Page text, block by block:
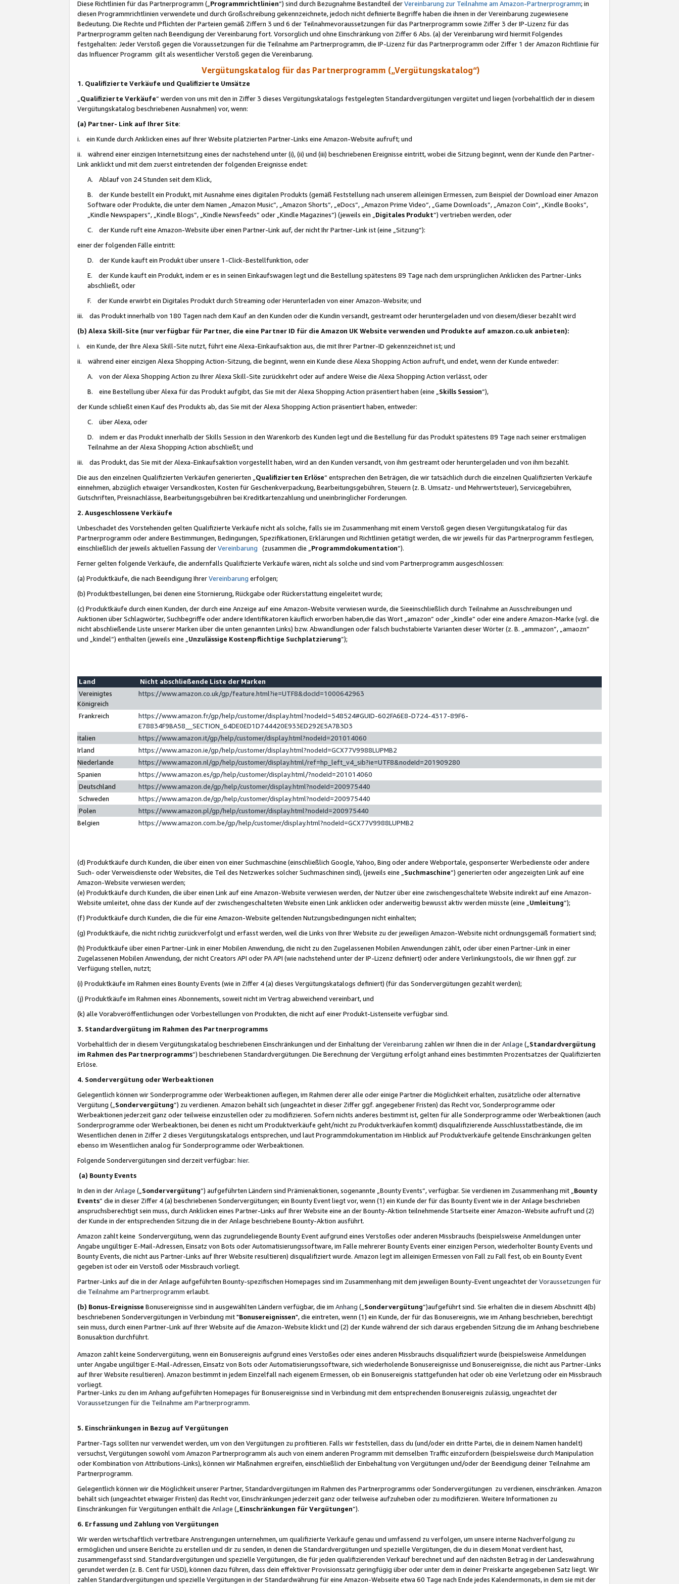
Diese Richtlinien für das Partnerprogramm („Programmrichtlinien“) sind durch Bezugnahme Bestandteil derVereinbarung zur Teilnahme am Amazon-Partnerprogramm; in
diesen Programmrichtlinien verwendete und durch Großschreibung gekennzeichnete, jedoch nicht definierte Begriffe haben die ihnen in der Vereinbarung zugewiesene
Bedeutung. Die Rechte und Pflichten der Parteien gemäß Ziffern 3 und 6 der Teilnahmevoraussetzungen für das Partnerprogramm sowie Ziffer 3 der IP-Lizenz für das
Partnerprogramm gelten nach Beendigung der Vereinbarung fort. Vorsorglich und ohne Einschränkung von Ziffer 6 Abs. (a) der Vereinbarung wird hiermit Folgendes
festgehalten: Jeder Verstoß gegen die Voraussetzungen für die Teilnahme am Partnerprogramm, die IP-Lizenz für das Partnerprogramm oder Ziffer 1 der Amazon Richtlinie für
das Influencer Programm gilt als wesentlicher Verstoß gegen die Vereinbarung.
Vergütungskatalog für das Partnerprogramm („Vergütungskatalog“)
1. Qualifizierte Verkäufe und Qualifizierte Umsätze
Qualifizierte Verkäufe“ werden von uns mit den in Ziffer 3 dieses Vergütungskatalogs festgelegten Standardvergütungen vergütet und liegen (vorbehaltlich der in diesem
Vergütungskatalog beschriebenen Ausnahmen) vor, wenn:
(a) Partner- Link auf Ihrer Site:
i. ein Kunde durch Anklicken eines auf Ihrer Website platzierten Partner-Links eine Amazon-Website aufruft; und
ii. während einer einzigen Internetsitzung eines der nachstehend unter (i), (ii) und (iii) beschriebenen Ereignisse eintritt, wobei die Sitzung beginnt, wenn der Kunde den Partner-
Link anklickt und mit dem zuerst eintretenden der folgenden Ereignisse endet:
A. Ablauf von 24 Stunden seit dem Klick,
B. der Kunde bestellt ein Produkt, mit Ausnahme eines digitalen Produkts (gemäß Feststellung nach unserem alleinigen Ermessen, zum Beispiel der Download einer Amazon
Software oder Produkte, die unter dem Namen „Amazon Music“, „Amazon Shorts“, „eDocs“, „Amazon Prime Video“, „Game Downloads“, „Amazon Coin“, „Kindle Books“,
„Kindle Newspapers“, „Kindle Blogs“, „Kindle Newsfeeds“ oder „Kindle Magazines“) (jeweils ein „ Digitales Produkt“) vertrieben werden, oder
C. der Kunde ruft eine Amazon-Website über einen Partner-Link auf, der nicht Ihr Partner-Link ist (eine „Sitzung“):
einer der folgenden Fälle eintritt:
D. der Kunde kauft ein Produkt über unsere 1-Click-Bestellfunktion, oder
E. der Kunde kauft ein Produkt, indem er es in seinen Einkaufswagen legt und die Bestellung spätestens 89 Tage nach dem ursprünglichen Anklicken des Partner-Links
abschließt, oder
F. der Kunde erwirbt ein Digitales Produkt durch Streaming oder Herunterladen von einer Amazon-Website; und
iii. das Produkt innerhalb von 180 Tagen nach dem Kauf an den Kunden oder die Kundin versandt, gestreamt oder heruntergeladen und von diesem/dieser bezahlt wird
(b) Alexa Skill-Site (nur verfügbar für Partner, die eine Partner ID für die Amazon UK Website verwenden und Produkte auf amazon.co.uk anbieten):
i. ein Kunde, der Ihre Alexa Skill-Site nutzt, führt eine Alexa-Einkaufsaktion aus, die mit Ihrer Partner-ID gekennzeichnet ist; und
ii. während einer einzigen Alexa Shopping Action-Sitzung, die beginnt, wenn ein Kunde diese Alexa Shopping Action aufruft, und endet, wenn der Kunde entweder:
A. von der Alexa Shopping Action zu Ihrer Alexa Skill-Site zurückkehrt oder auf andere Weise die Alexa Shopping Action verlässt, oder
B. eine Bestellung über Alexa für das Produkt aufgibt, das Sie mit der Alexa Shopping Action präsentiert haben (eine „ Skills Session“),
der Kunde schließt einen Kauf des Produkts ab, das Sie mit der Alexa Shopping Action präsentiert haben, entweder:
C. über Alexa, oder
D. indem er das Produkt innerhalb der Skills Session in den Warenkorb des Kunden legt und die Bestellung für das Produkt spätestens 89 Tage nach seiner erstmaligen
Teilnahme an der Alexa Shopping Action abschließt; und
iii. das Produkt, das Sie mit der Alexa-Einkaufsaktion vorgestellt haben, wird an den Kunden versandt, von ihm gestreamt oder heruntergeladen und von ihm bezahlt.
Die aus den einzelnen Qualifizierten Verkäufen generierten „ Qualifizierten Erlöse“ entsprechen den Beträgen, die wir tatsächlich durch die einzelnen Qualifizierten Verkäufe
einnehmen, abzüglich etwaiger Versandkosten, Kosten für Geschenkverpackung, Bearbeitungsgebühren, Steuern (z. B. Umsatz- und Mehrwertsteuer), Servicegebühren,
Gutschriften, Preisnachlässe, Bearbeitungsgebühren bei Kreditkartenzahlung und uneinbringlicher Forderungen.
2. Ausgeschlossene Verkäufe
Unbeschadet des Vorstehenden gelten Qualifizierte Verkäufe nicht als solche, falls sie im Zusammenhang mit einem Verstoß gegen diesen Vergütungskatalog für das
Partnerprogramm oder andere Bestimmungen, Bedingungen, Spezifikationen, Erklärungen und Richtlinien getätigt werden, die wir jeweils für das Partnerprogramm festlegen,
einschließlich der jeweils aktuellen Fassung derVereinbarung (zusammen die „ Programmdokumentation“).
Ferner gelten folgende Verkäufe, die andernfalls Qualifizierte Verkäufe wären, nicht als solche und sind vom Partnerprogramm ausgeschlossen:
(a) Produktkäufe, die nach Beendigung IhrerVereinbarung erfolgen;
(b) Produktbestellungen, bei denen eine Stornierung, Rückgabe oder Rückerstattung eingeleitet wurde;
(c) Produktkäufe durch einen Kunden, der durch eine Anzeige auf eine Amazon-Website verwiesen wurde, die Sieeinschließlich durch Teilnahme an Ausschreibungen und
Auktionen über Schlagwörter, Suchbegriffe oder andere Identifikatoren käuflich erworben haben,die das Wort „amazon“ oder „kindle“ oder eine andere Amazon-Marke (vgl. die
nicht abschließende Liste unserer Marken über die unten genannten Links) bzw. Abwandlungen oder falsch buchstabierte Varianten dieser Wörter (z. B. „ammazon“, „amaozn“
und „kindel“) enthalten (jeweils eine „ Unzulässige Kostenpflichtige Suchplatzierung”);
Land
Nicht abschließende Liste der Marken
Vereinigtes
Königreich
https://www.amazon.co.uk/gp/feature.html?ie=UTF8&docId=1000642963
Frankreich
https://www.amazon.fr/gp/help/customer/display.html?nodeId=548524#GUID-602FA6E8-D724-4317-89F6-
E78834F9BA58__SECTION_64DE0ED1D744420E933ED292E5A7B3D3
Italien
https://www.amazon.it/gp/help/customer/display.html?nodeId=201014060
Irland
https://www.amazon.ie/gp/help/customer/display.html?nodeId=GCX77V9988LUPMB2
Niederlande
https://www.amazon.nl/gp/help/customer/display.html/ref=hp_left_v4_sib?ie=UTF8&nodeId=201909280
Spanien
https://www.amazon.es/gp/help/customer/display.html/?nodeId=201014060
Deutschland
https://www.amazon.de/gp/help/customer/display.html?nodeId=200975440
Schweden
https://www.amazon.de/gp/help/customer/display.html?nodeId=200975440
Polen
https://www.amazon.pl/gp/help/customer/display.html?nodeId=200975440
Belgien
https://www.amazon.com.be/gp/help/customer/display.html?nodeId=GCX77V9988LUPMB2
(d) Produktkäufe durch Kunden, die über einen von einer Suchmaschine (einschließlich Google, Yahoo, Bing oder andere Webportale, gesponserter Werbedienste oder andere
Such- oder Verweisdienste oder Websites, die Teil des Netzwerkes solcher Suchmaschinen sind), (jeweils eine „ Suchmaschine“) generierten oder angezeigten Link auf eine
Amazon-Website verwiesen werden;
(e) Produktkäufe durch Kunden, die über einen Link auf eine Amazon-Website verwiesen werden, der Nutzer über eine zwischengeschaltete Website indirekt auf eine Amazon-
Website umleitet, ohne dass der Kunde auf der zwischengeschalteten Website einen Link anklicken oder anderweitig bewusst aktiv werden müsste (eine „ Umleitung“);
(f) Produktkäufe durch Kunden, die die für eine Amazon-Website geltenden Nutzungsbedingungen nicht einhalten;
(g) Produktkäufe, die nicht richtig zurückverfolgt und erfasst werden, weil die Links von Ihrer Website zu der jeweiligen Amazon-Website nicht ordnungsgemäß formatiert sind;
(h) Produktkäufe über einen Partner-Link in einer Mobilen Anwendung, die nicht zu den Zugelassenen Mobilen Anwendungen zählt, oder über einen Partner-Link in einer
Zugelassenen Mobilen Anwendung, der nicht Creators API oder PA API (wie nachstehend unter der IP-Lizenz definiert) oder andere Verlinkungstools, die wir Ihnen ggf. zur
Verfügung stellen, nutzt;
(i) Produktkäufe im Rahmen eines Bounty Events (wie in Ziffer 4 (a) dieses Vergütungskatalogs definiert) (für das Sondervergütungen gezahlt werden);
(j) Produktkäufe im Rahmen eines Abonnements, soweit nicht im Vertrag abweichend vereinbart, und
(k) alle Vorabveröffentlichungen oder Vorbestellungen von Produkten, die nicht auf einer Produkt-Listenseite verfügbar sind.
3. Standardvergütung im Rahmen des Partnerprogramms
Vorbehaltlich der in diesem Vergütungskatalog beschriebenen Einschränkungen und der Einhaltung derVereinbarung zahlen wir Ihnen die in derAnlage („ Standardvergütung
im Rahmen des Partnerprogramms“) beschriebenen Standardvergütungen. Die Berechnung der Vergütung erfolgt anhand eines bestimmten Prozentsatzes der Qualifizierten
Erlöse.
4. Sondervergütung oder Werbeaktionen
Gelegentlich können wir Sonderprogramme oder Werbeaktionen auflegen, im Rahmen derer alle oder einige Partner die Möglichkeit erhalten, zusätzliche oder alternative
Vergütung („ Sondervergütung”) zu verdienen. Amazon behält sich (ungeachtet in dieser Ziffer ggf. angegebener Fristen) das Recht vor, Sonderprogramme oder
Werbeaktionen jederzeit ganz oder teilweise einzustellen oder zu modifizieren. Sofern nichts anderes bestimmt ist, gelten für alle Sonderprogramme oder Werbeaktionen (auch
Sonderprogramme oder Werbeaktionen, bei denen es nicht um Produktverkäufe geht/nicht zu Produktverkäufen kommt) disqualifizierende Ausschlusstatbestände, die im
Wesentlichen denen in Ziffer 2 dieses Vergütungskatalogs entsprechen, und laut Programmdokumentation im Hinblick auf Produktverkäufe geltende Einschränkungen gelten
ebenso im Wesentlichen analog für Sonderprogramme oder Werbeaktionen.
Folgende Sondervergütungen sind derzeit verfügbar: hier.
(a) Bounty Events
In den in derAnlage („ Sondervergütung“) aufgeführten Ländern sind Prämienaktionen, sogenannte „Bounty Events“, verfügbar. Sie verdienen im Zusammenhang mit „ Bounty
Events“ die in dieser Ziffer 4 (a) beschriebenen Sondervergütungen; ein Bounty Event liegt vor, wenn (1) ein Kunde der für das Bounty Event wie in der Anlage beschrieben
anspruchsberechtigt sein muss, durch Anklicken eines Partner-Links auf Ihrer Website eine an der Bounty-Aktion teilnehmende Startseite einer Amazon-Website aufruft und (2)
der Kunde in der entsprechenden Sitzung die in der Anlage beschriebene Bounty-Aktion ausführt.
Amazon zahlt keine Sondervergütung, wenn das zugrundeliegende Bounty Event aufgrund eines Verstoßes oder anderen Missbrauchs (beispielsweise Anmeldungen unter
Angabe ungültiger E-Mail-Adressen, Einsatz von Bots oder Automatisierungssoftware, im Falle mehrerer Bounty Events einer einzigen Person, wiederholter Bounty Events und
Bounty Events, die nicht aus Partner-Links auf Ihrer Website resultieren) disqualifiziert wurde. Amazon legt im alleinigen Ermessen von Fall zu Fall fest, ob ein Bounty Event
gegeben ist oder ein Verstoß oder Missbrauch vorliegt.
Partner-Links auf die in der Anlage aufgeführten Bounty-spezifischen Homepages sind im Zusammenhang mit dem jeweiligen Bounty-Event ungeachtet derVoraussetzungen für
die Teilnahme am Partnerprogramm erlaubt.
(b) Bonus-Ereignisse Bonusereignisse sind in ausgewählten Ländern verfügbar, die im Anhang („ Sondervergütung“)aufgeführt sind. Sie erhalten die in diesem Abschnitt 4(b)
beschriebenen Sondervergütungen in Verbindung mit "Bonusereignissen", die eintreten, wenn (1) ein Kunde, der für das Bonusereignis, wie im Anhang beschrieben, berechtigt
sein muss, durch einen Partner-Link auf Ihrer Website auf die Amazon-Website klickt und (2) der Kunde während der sich daraus ergebenden Sitzung die im Anhang beschriebene
Bonusaktion durchführt.
Amazon zahlt keine Sondervergütung, wenn ein Bonusereignis aufgrund eines Verstoßes oder eines anderen Missbrauchs disqualifiziert wurde (beispielsweise Anmeldungen
unter Angabe ungültiger E-Mail-Adressen, Einsatz von Bots oder Automatisierungssoftware, sich wiederholende Bonusereignisse und Bonusereignisse, die nicht aus Partner-Links
auf Ihrer Website resultieren). Amazon bestimmt in jedem Einzelfall nach eigenem Ermessen, ob ein Bonusereignis stattgefunden hat oder ob eine Verletzung oder ein Missbrauch
vorliegt.
Partner-Links zu den im Anhang aufgeführten Homepages für Bonusereignisse sind in Verbindung mit dem entsprechenden Bonusereignis zulässig, ungeachtet der
Voraussetzungen für die Teilnahme am Partnerprogramm.
5. Einschränkungen in Bezug auf Vergütungen
Partner-Tags sollten nur verwendet werden, um von den Vergütungen zu profitieren. Falls wir feststellen, dass du (und/oder ein dritte Partei, die in deinem Namen handelt)
versuchst, Vergütungen sowohl vom Amazon Partnerprogramm als auch von einem anderen Programm mit demselben Traffic einzufordern (beispielsweise durch Manipulation
oder Kombination von Attributions-Links), können wir Maßnahmen ergreifen, einschließlich der Einbehaltung von Vergütungen und/oder der Beendigung deiner Teilnahme am
Partnerprogramm.
Gelegentlich können wir die Möglichkeit unserer Partner, Standardvergütungen im Rahmen des Partnerprogramms oder Sondervergütungen zu verdienen, einschränken. Amazon
behält sich (ungeachtet etwaiger Fristen) das Recht vor, Einschränkungen jederzeit ganz oder teilweise aufzuheben oder zu modifizieren. Weitere Informationen zu
Einschränkungen für Vergütungen enthält die Anlage („ Einschränkungen für Vergütungen“).
6. Erfassung und Zahlung von Vergütungen
Wir werden wirtschaftlich vertretbare Anstrengungen unternehmen, um qualifizierte Verkäufe genau und umfassend zu verfolgen, um unsere interne Nachverfolgung zu
ermöglichen und unsere Berichte zu erstellen und dir zu senden, in denen die Standardvergütungen und spezielle Vergütungen, die du in diesem Monat verdient hast,
zusammengefasst sind. Standardvergütungen und spezielle Vergütungen, die für jeden qualifizierenden Verkauf berechnet und auf den nächsten Betrag in der Landeswährung
gerundet werden (z. B. Cent für USD), können dazu führen, dass dein effektiver Provisionssatz geringfügig über oder unter dem in deiner Preiskarte angegebenen Satz liegt. Wir
zahlen Standardvergütungen und spezielle Vergütungen in der Standardwährung für eine Amazon-Webseite etwa 60 Tage nach Ende jedes Kalendermonats, in dem sie mit der